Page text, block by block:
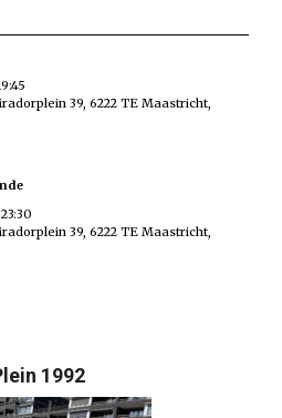
39, 6222 TE Maastricht,
23:30
39, 6222 TE Maastricht,
1992